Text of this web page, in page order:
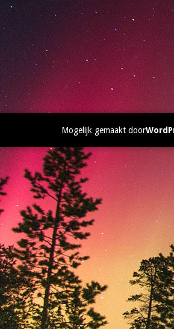
Mogelijk gemaakt door